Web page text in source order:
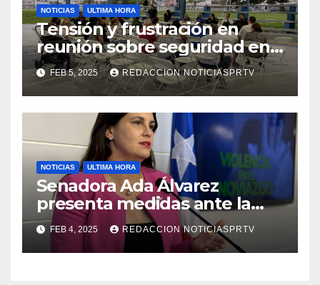
NOTICIAS ULTIMA HORA
Tensión y frustración en
reunión sobre seguridad en
Reparto Metropolitano
FEB 5, 2025 REDACCION NOTICIASPRTV
NOTICIAS ULTIMA HORA
Senadora Ada Álvarez
presenta medidas ante la
violencia en el noviazgo
FEB 4, 2025 REDACCION NOTICIASPRTV